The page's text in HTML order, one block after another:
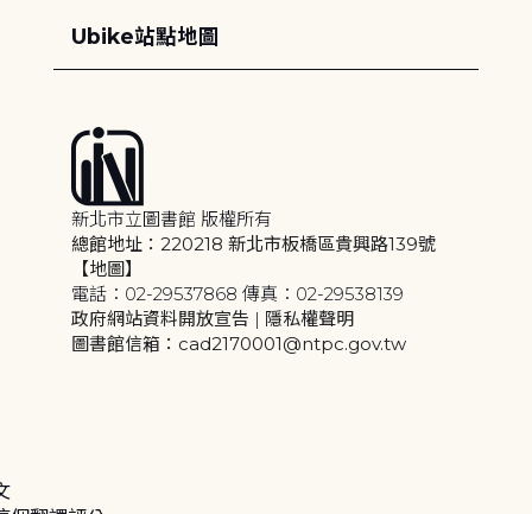
Ubike站點地圖
新北市立圖書館 版權所有
總館地址：220218 新北市板橋區貴興路139號
【地圖】
電話：02-29537868 傳真：02-29538139
政府網站資料開放宣告 | 隱私權聲明
圖書館信箱：cad2170001@ntpc.gov.tw